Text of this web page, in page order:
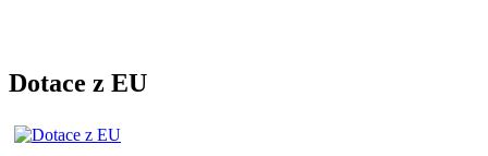
Dotace z EU